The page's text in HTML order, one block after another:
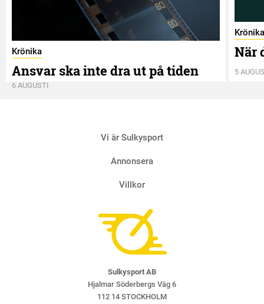
Krönika
Ansvar ska inte dra ut på tiden
6 AUGUSTI
Krönika
När
5
Vi är Sulkysport
Annonsera
Villkor
Sulkysport AB
Hjalmar Söderbergs Väg 6
112 14 STOCKHOLM